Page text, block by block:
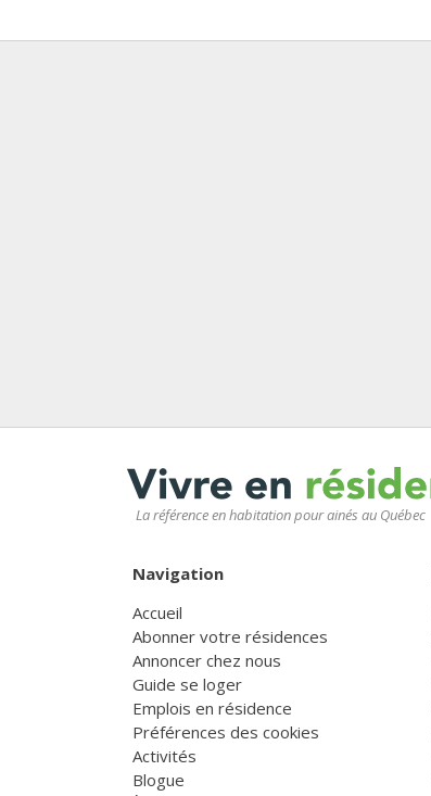
La référence en habitation pour ainés au Québec
Navigation
Accueil
Abonner votre résidences
Annoncer chez nous
Guide se loger
Emplois en résidence
Préférences des cookies
Activités
Blogue